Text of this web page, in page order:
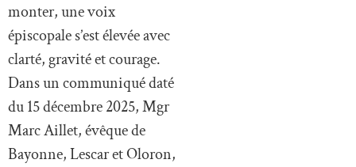
monter, une voix
épiscopale s’est élevée avec
clarté, gravité et courage.
Dans un communiqué daté
du 15 décembre 2025, Mgr
Marc Aillet, évêque de
Bayonne, Lescar et Oloron,